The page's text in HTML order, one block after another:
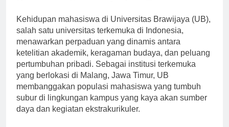
Kehidupan mahasiswa di Universitas Brawijaya (UB),
salah satu universitas terkemuka di Indonesia,
menawarkan perpaduan yang dinamis antara
ketelitian akademik, keragaman budaya, dan peluang
pertumbuhan pribadi. Sebagai institusi terkemuka
yang berlokasi di Malang, Jawa Timur, UB
membanggakan populasi mahasiswa yang tumbuh
subur di lingkungan kampus yang kaya akan sumber
daya dan kegiatan ekstrakurikuler.